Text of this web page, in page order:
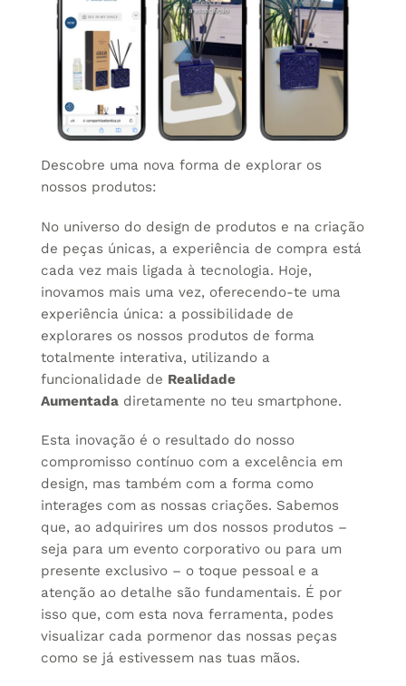
Descobre uma nova forma de explorar os
nossos produtos:
No universo do design de produtos e na criação
de peças únicas, a experiência de compra está
cada vez mais ligada à tecnologia. Hoje,
inovamos mais uma vez, oferecendo-te uma
experiência única: a possibilidade de
explorares os nossos produtos de forma
totalmente interativa, utilizando a
funcionalidade de Realidade
Aumentada diretamente no teu smartphone.
Esta inovação é o resultado do nosso
compromisso contínuo com a excelência em
design, mas também com a forma como
interages com as nossas criações. Sabemos
que, ao adquirires um dos nossos produtos –
seja para um evento corporativo ou para um
presente exclusivo – o toque pessoal e a
atenção ao detalhe são fundamentais. É por
isso que, com esta nova ferramenta, podes
visualizar cada pormenor das nossas peças
como se já estivessem nas tuas mãos.